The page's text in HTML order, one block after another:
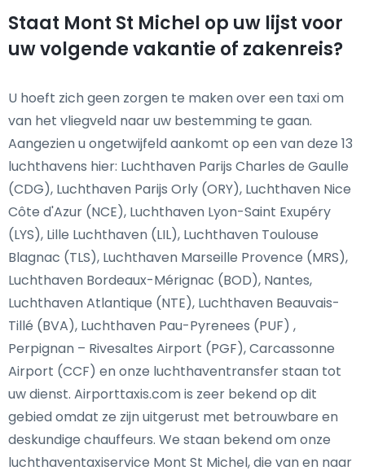
Staat Mont St Michel op uw lijst voor
uw volgende vakantie of zakenreis?
U hoeft zich geen zorgen te maken over een taxi om
van het vliegveld naar uw bestemming te gaan.
Aangezien u ongetwijfeld aankomt op een van deze 13
luchthavens hier: Luchthaven Parijs Charles de Gaulle
(CDG), Luchthaven Parijs Orly (ORY), Luchthaven Nice
Côte d'Azur (NCE), Luchthaven Lyon-Saint Exupéry
(LYS), Lille Luchthaven (LIL), Luchthaven Toulouse
Blagnac (TLS), Luchthaven Marseille Provence (MRS),
Luchthaven Bordeaux-Mérignac (BOD), Nantes,
Luchthaven Atlantique (NTE), Luchthaven Beauvais-
Tillé (BVA), Luchthaven Pau-Pyrenees (PUF) ,
Perpignan – Rivesaltes Airport (PGF), Carcassonne
Airport (CCF) en onze luchthaventransfer staan tot
uw dienst. Airporttaxis.com is zeer bekend op dit
gebied omdat ze zijn uitgerust met betrouwbare en
deskundige chauffeurs. We staan bekend om onze
luchthaventaxiservice Mont St Michel, die van en naar